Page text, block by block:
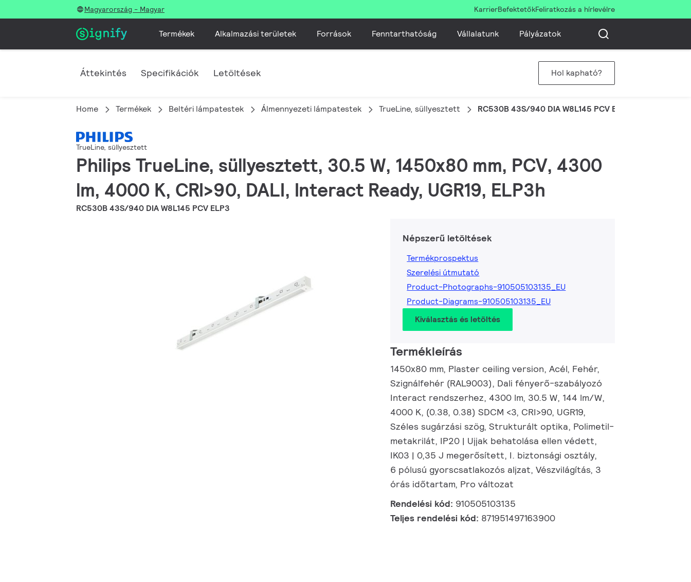
Magyarország - Magyar KarrierBefektetőkFeliratkozás a hírlevélre
Termékek Alkalmazási területek Források Fenntarthatóság Vállalatunk Pályázatok
Áttekintés Specifikációk Letöltések Hol kapható?
Home Termékek Beltéri lámpatestek Álmennyezeti lámpatestek​ TrueLine, süllyesztett RC530B 43S/940 DIA W8L145 PCV ELP3
TrueLine, süllyesztett
Philips TrueLine, süllyesztett, 30.5 W, 1450x80 mm, PCV, 4300
lm, 4000 K, CRI>90, DALI, Interact Ready, UGR19, ELP3h
RC530B 43S/940 DIA W8L145 PCV ELP3
Népszerű letöltések
Termékprospektus
Szerelési útmutató
Product-Photographs-910505103135_EU
Product-Diagrams-910505103135_EU
Kiválasztás és letöltés
Termékleírás
1450x80 mm, Plaster ceiling version, Acél, Fehér,
Szignálfehér (RAL9003), Dali fényerő-szabályozó
Interact rendszerhez, 4300 lm, 30.5 W, 144 lm/W,
4000 K, (0.38, 0.38) SDCM <3, CRI>90, UGR19,
Széles sugárzási szög, Strukturált optika, Polimetil-
metakrilát, IP20 | Ujjak behatolása ellen védett,
IK03 | 0,35 J megerősített, I. biztonsági osztály,
6 pólusú gyorscsatlakozós aljzat, Vészvilágítás, 3
órás időtartam, Pro változat
Rendelési kód: 910505103135
Teljes rendelési kód: 871951497163900